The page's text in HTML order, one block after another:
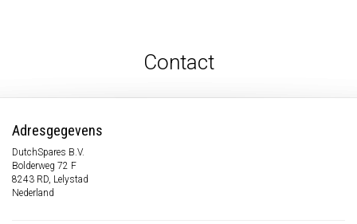
Contact
Adresgegevens
DutchSpares B.V.
Bolderweg 72 F
8243 RD, Lelystad
Nederland